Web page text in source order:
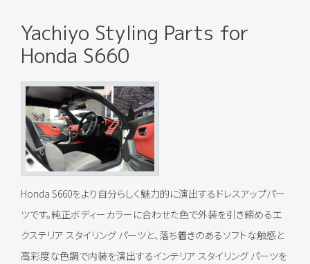
Yachiyo Styling Parts for
Honda S660
Honda S660をより自分らしく魅力的に演出するドレスアップパー
ツです。純正ボディーカラーに合わせた色で外装を引き締めるエ
クステリア スタイリング パーツと、落ち着きのあるソフトな触感と
高彩度な色調で内装を演出するインテリア スタイリング パーツを